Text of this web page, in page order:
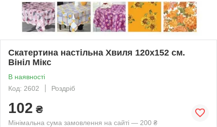
Скатертина настільна Хвиля 120х152 см.
Вініл Мікс
В наявності
Код: 2602
Роздріб
102 ₴
Мінімальна сума замовлення на сайті — 200 ₴